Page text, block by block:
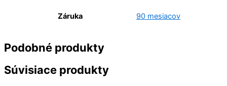
Záruka 90 mesiacov
Podobné produkty
Súvisiace produkty